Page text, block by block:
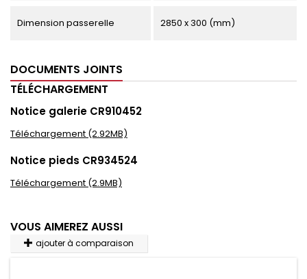
Dimension passerelle 2850 x 300 (mm)
DOCUMENTS JOINTS
TÉLÉCHARGEMENT
Notice galerie CR910452
Téléchargement (2.92MB)
Notice pieds CR934524
Téléchargement (2.9MB)
VOUS AIMEREZ AUSSI
ajouter à comparaison